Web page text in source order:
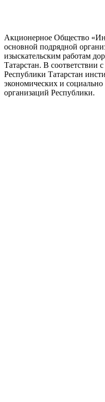
Акционерное Общество
основной подрядной
изыскательским работам
Татарстан. В
Республики Татарстан
экономических и
организаций Республики.